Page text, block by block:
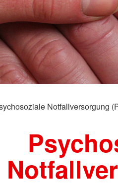
Entdecker Suchdienst
Suchdienst
Notfallversorgung